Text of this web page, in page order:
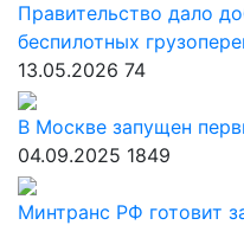
Правительство дало
беспилотных
13.05.2026 74
В Москве запущен
04.09.2025 1849
Минтранс РФ готовит